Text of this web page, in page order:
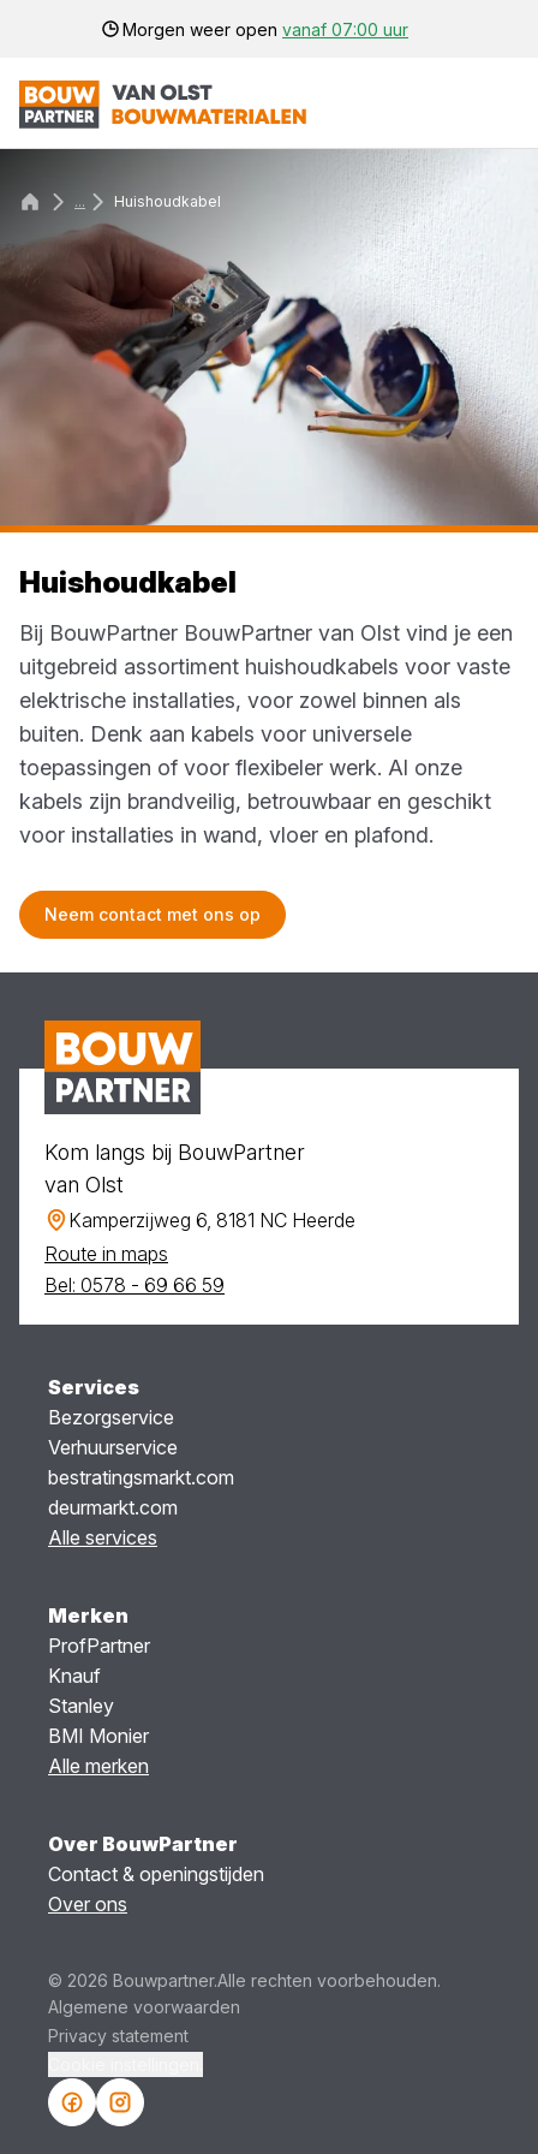
Morgen weer open vanaf 07:00 uur
... Huishoudkabel
Huishoudkabel
Bij BouwPartner BouwPartner van Olst vind je een
uitgebreid assortiment huishoudkabels voor vaste
elektrische installaties, voor zowel binnen als
buiten. Denk aan kabels voor universele
toepassingen of voor flexibeler werk. Al onze
kabels zijn brandveilig, betrouwbaar en geschikt
voor installaties in wand, vloer en plafond.
Neem contact met ons op
Kom langs bij BouwPartner
van Olst
Kamperzijweg 6, 8181 NC Heerde
Route in maps
Bel: 0578 - 69 66 59
Services
Bezorgservice
Verhuurservice
bestratingsmarkt.com
deurmarkt.com
Alle services
Merken
ProfPartner
Knauf
Stanley
BMI Monier
Alle merken
Over BouwPartner
Contact & openingstijden
Over ons
© 2026 Bouwpartner.Alle rechten voorbehouden.
Algemene voorwaarden
Privacy statement